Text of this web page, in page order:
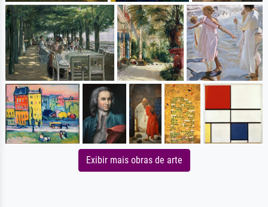
Exibir mais obras de arte